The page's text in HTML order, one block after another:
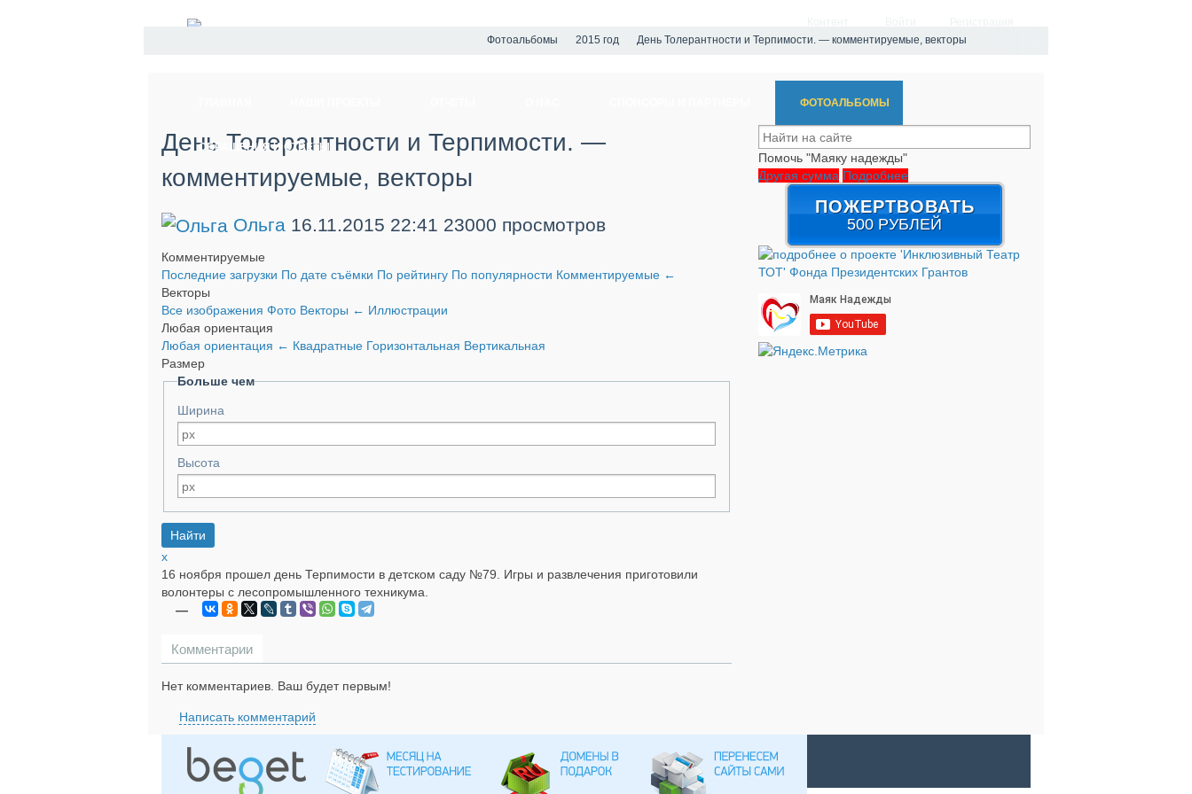
ФОТОАЛЬБОМЫ
ОБРАЩЕНИЯ И ОТВЕТЫ
Фотоальбомы 2015 год День Толерантности и Терпимости. — комментируемые, векторы
День Толерантности и Терпимости. —
комментируемые, векторы
Ольга 16.11.2015 22:41 23000 просмотров
Комментируемые
Последние загрузки По дате съёмки По рейтингу По популярности Комментируемые ←
Векторы
Все изображения Фото Векторы ← Иллюстрации
Любая ориентация
Любая ориентация ← Квадратные Горизонтальная Вертикальная
Размер
Больше чем
Ширина
Высота
x
16 ноября прошел день Терпимости в детском саду №79. Игры и развлечения приготовили
волонтеры с лесопромышленного техникума.
—
Комментарии
Нет комментариев. Ваш будет первым!
Написать комментарий
Помочь "Маяку надежды"
Другая сумма Подробнее
ПОЖЕРТВОВАТЬ
500 РУБЛЕЙ